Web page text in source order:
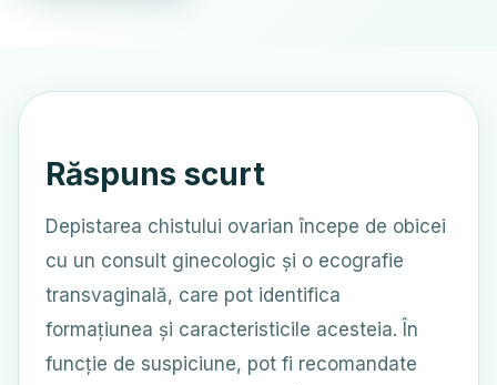
Răspuns scurt
Depistarea chistului ovarian începe de obicei
cu un consult ginecologic și o ecografie
transvaginală, care pot identifica
formațiunea și caracteristicile acesteia. În
funcție de suspiciune, pot fi recomandate